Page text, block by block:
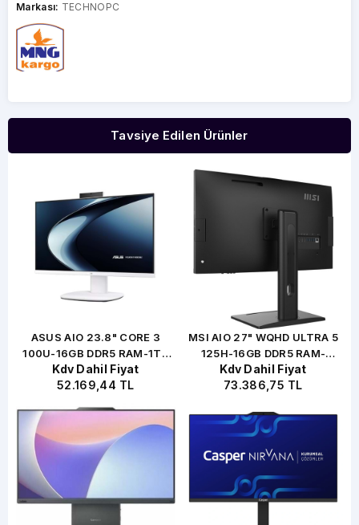
Markası: TECHNOPC
Tavsiye Edilen Ürünler
ASUS AIO 23.8" CORE 3
100U-16GB DDR5 RAM-1TB
NVME-O/B UHD-FDOS / V400
V440VAK C38256W0D
Kdv Dahil Fiyat
52.169,44 TL
MSI AIO 27" WQHD ULTRA 5
125H-16GB DDR5 RAM-
512GB NVME-FDOS /
MODERN AM273QP AI 1UM-
Kdv Dahil Fiyat
73.386,75 TL